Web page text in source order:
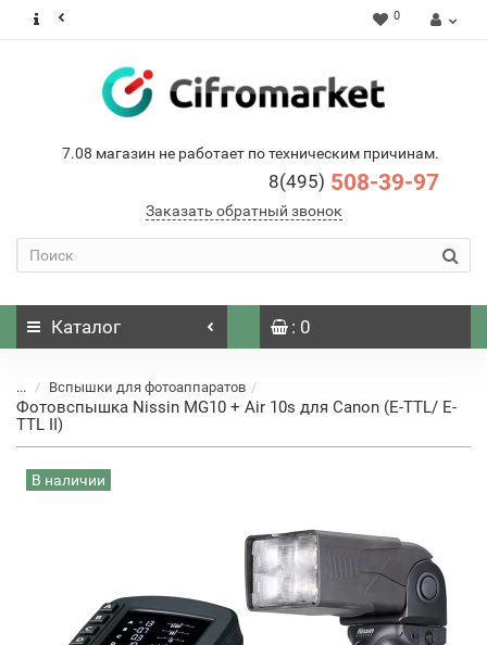
0
7.08 магазин не работает по техническим причинам.
8(495) 508-39-97
Заказать обратный звонок
Каталог : 0
... Вспышки для фотоаппаратов
Фотовспышка Nissin MG10 + Air 10s для Canon (E-TTL/ E-
TTL II)
В наличии